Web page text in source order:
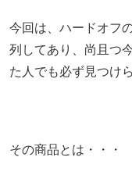
今回は、ハードオフ
列してあり、尚且つ
た人でも必ず見つけ
その商品とは・・・